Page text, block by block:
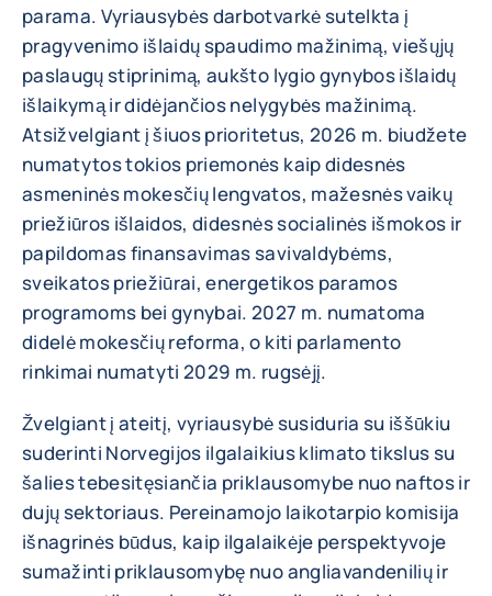
parama. Vyriausybės darbotvarkė sutelkta į
pragyvenimo išlaidų spaudimo mažinimą, viešųjų
paslaugų stiprinimą, aukšto lygio gynybos išlaidų
išlaikymą ir didėjančios nelygybės mažinimą.
Atsižvelgiant į šiuos prioritetus, 2026 m. biudžete
numatytos tokios priemonės kaip didesnės
asmeninės mokesčių lengvatos, mažesnės vaikų
priežiūros išlaidos, didesnės socialinės išmokos ir
papildomas finansavimas savivaldybėms,
sveikatos priežiūrai, energetikos paramos
programoms bei gynybai. 2027 m. numatoma
didelė mokesčių reforma, o kiti parlamento
rinkimai numatyti 2029 m. rugsėjį.
Žvelgiant į ateitį, vyriausybė susiduria su iššūkiu
suderinti Norvegijos ilgalaikius klimato tikslus su
šalies tebesitęsiančia priklausomybe nuo naftos ir
dujų sektoriaus. Pereinamojo laikotarpio komisija
išnagrinės būdus, kaip ilgalaikėje perspektyvoje
sumažinti priklausomybę nuo angliavandenilių ir